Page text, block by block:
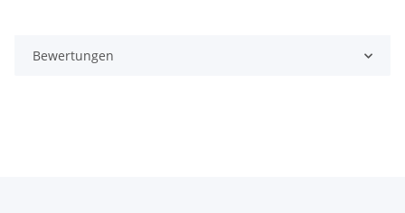
Bewertungen